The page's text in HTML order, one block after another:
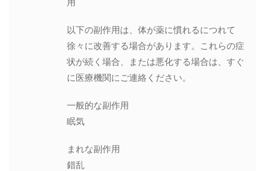
用
以下の副作用は、体が薬に慣れるにつれて
徐々に改善する場合があります。これらの症
状が続く場合、または悪化する場合は、すぐ
に医療機関にご連絡ください。
一般的な副作用
眠気
まれな副作用
錯乱